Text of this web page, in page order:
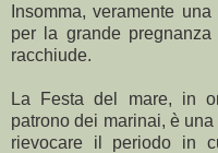
Insomma, veramente
per la grande
racchiude.
La Festa del mare, in
patrono dei marinai, è
rievocare il periodo in